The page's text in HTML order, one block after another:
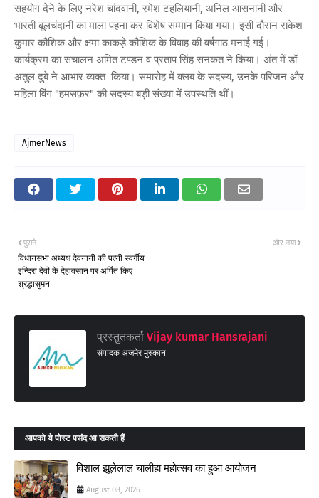
सहयोग देने के लिए नरेश चांदवानी, रमेश टहलियानी, अनिल आसनानी और
भारती बूलचंदानी का माला पहना कर विशेष सम्मान किया गया। इसी दौरान राकेश
कुमार कौशिक और क्षमा काकड़े कौशिक के विवाह की वर्षगांठ मनाई गई।
कार्यक्रम का संचालन अमित टण्डन व प्रताप सिंह सनकत ने किया। अंत में डॉ
अतुल दुबे ने आभार व्यक्त किया। समारोह में क्लब के सदस्य, उनके परिजन और
महिला विंग "हमसफ़र" की सदस्य बड़ी संख्या में उपस्थति थीं।
AjmerNews
और नया
पुराने
विधानसभा अध्यक्ष देवनानी की पत्नी स्वर्गीय
इन्दिरा देवी के देहावसान पर अर्पित किए
श्रद्धासुमन
प्रस्तुतकर्ता Vijay kumar Hansrajani
संपादक अजमेर मुस्कान
आपको ये पोस्ट पसंद आ सकती हैं
विशाल झूलेलाल चालीहा महोत्सव का हुआ आयोजन
August 08, 2026